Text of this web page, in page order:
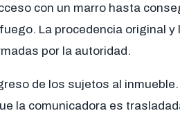
con un marro hasta
La procedencia original y
por la autoridad.
de los sujetos al
la comunicadora es